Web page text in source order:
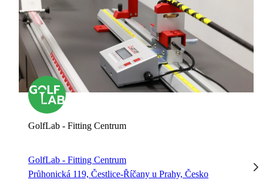
GolfLab - Fitting Centrum
GolfLab - Fitting Centrum
Průhonická 119, Čestlice-Říčany u Prahy, Česko